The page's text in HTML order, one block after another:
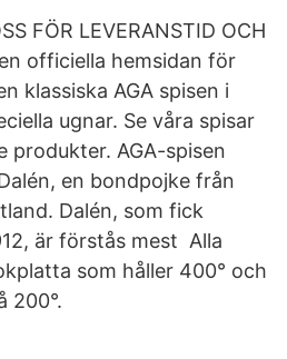
FÖR LEVERANSTID OCH
officiella hemsidan för
klassiska AGA spisen i
ugnar. Se våra spisar
produkter. AGA-spisen
en bondpojke från
Dalén, som fick
är förstås mest Alla
som håller 400° och
200°.